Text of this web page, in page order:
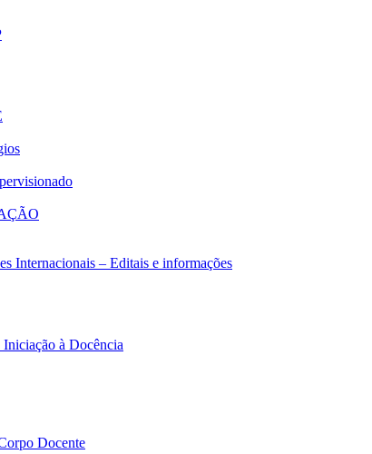
Internacionais – Editais e informações
à Docência
Docente